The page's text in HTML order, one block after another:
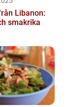
Libanon:
smakrika